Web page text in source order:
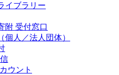
イブラリー
附 受付窓口
個人／法人団体）
ウント